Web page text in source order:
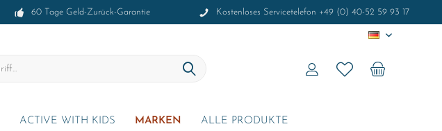
60 Tage Geld-Zurück-Garantie Kostenloses Servicetelefon +49 (0) 40-52 59 93 17
DE
ACTIVE WITH KIDS MARKEN ALLE PRODUKTE